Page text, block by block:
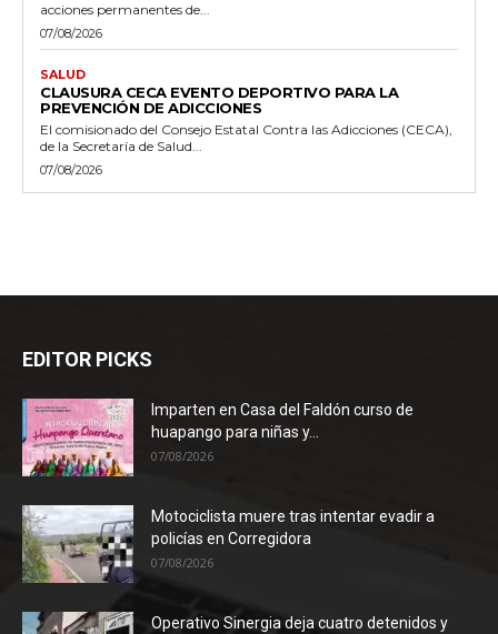
acciones permanentes de...
07/08/2026
SALUD
CLAUSURA CECA EVENTO DEPORTIVO PARA LA
PREVENCIÓN DE ADICCIONES
El comisionado del Consejo Estatal Contra las Adicciones (CECA),
de la Secretaría de Salud...
07/08/2026
EDITOR PICKS
Imparten en Casa del Faldón curso de
huapango para niñas y...
07/08/2026
Motociclista muere tras intentar evadir a
policías en Corregidora
07/08/2026
Operativo Sinergia deja cuatro detenidos y